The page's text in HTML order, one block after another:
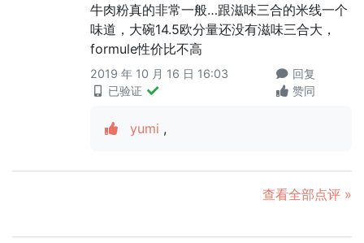
牛肉粉真的非常一般…跟滋味三合的米线一个
味道，大碗14.5欧分量还没有滋味三合大，
formule性价比不高
2019 年 10 月 16 日 16:03
已验证
回复
赞同
yumi ,
查看全部点评 »